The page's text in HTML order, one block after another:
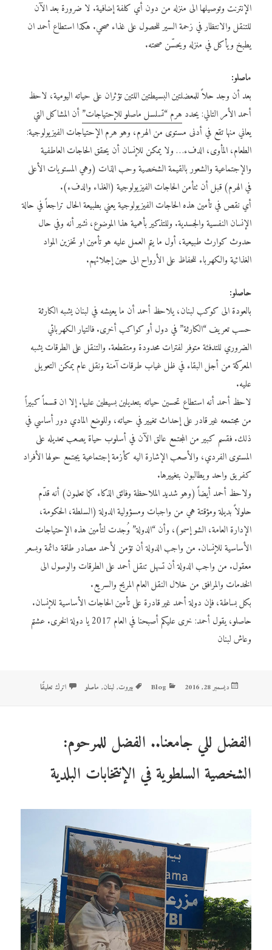
الإنترنت وتوصيلها الى منزله من دون أي كلفة إضافية. لا ضرورة بعد الآن
للتنقل والانتظار في زحمة السير للحصول على غذاء صحي. هكذا استطاع أحمد ان
يطبخ ويأكل في منزله ويحسّن صحته.
ماصلو:
بعد أن وجد حلاً للمعضلتين البسيطتين اللتين تؤثران على حياته اليومية، لاحظ
أحمد الأمر التالي: يحدد هرم “تسلسل ماصلو للإحتياجات”أن المشاكل التي
يعاني منها تقع في أدنى مستوى من الهرم، وهو هرم الإحتياجات الفيزيولوجية:
الطعام، المأوى، الدفء… ولا يمكن للإنسان أن يحقق الحاجات العاطفية
والإجتماعية والشعور بالقيمة الشخصية وحب الذات (وهي المستويات الأعلى
في الهرم) قبل أن تتأمن الحاجات الفيزيولوجية (الغذاء والدفء).
أي نقص في تأمين هذه الحاجات الفيزيولوجية يعني بطبيعة الحال تراجعاً في حالة
الإنسان النفسية والجسدية. وللتذكير بأهمية هذا الموضوع، نشير أنه وفي حال
حدوث كوارث طبيعية، أول ما يتم العمل عليه هو تأمين او تخزين المواد
الغذائية والكهرباء للحفاظ على الأرواح الى حين إجلائهم.
حاصلو:
بالعودة الى كوكب لبنان، يلاحظ أحمد أن ما يعيشه في لبنان يشبه الكارثة
حسب تعريف “الكارثة” في دول أو كواكب أخرى. فالتيار الكهربائي
الضروري للتدفئة متوفر لفترات محدودة ومتقطعة. والتنقل على الطرقات يشبه
المعركة من أجل البقاء في ظل غياب طرقات آمنة ونقل عام يمكن التعويل
عليه.
لاحظ أحمد أنه استطاع تحسين حياته بتعديلين بسيطين عليها. إلا ان قسماً كبيراً
من مجتمعه غير قادر على إحداث تغيير في حياته، وللوضع المادي دور أساسي في
ذلك. فقسم كبير من المجتمع عالق الآن في أسلوب حياة يصعب تعديله على
المستوى الفردي، والأصعب الإشارة اليه كأزمة إجتماعية يجتمع حولها الأفراد
كفريق واحد ويطالبون بتغييرها.
ولاحظ أحمد أيضاً (وهو شديد الملاحظة وفائق الذكاء كما تعلمون) أنه قدّم
حلولاً بديلة ومؤقتة هي من واجبات ومسؤولية الدولة (السلطة، الحكومة،
الإدارة العامة، الشو إسمو)، وأن “الدولة” وُجدت لتأمين هذه الإحتياجات
الأساسية للإنسان. من واجب الدولة أن تؤمن لأحمد مصادر طاقة دائمة وبسعر
معقول. من واجب الدولة أن تسهل تنقل أحمد على الطرقات والوصول الى
الخدمات والمرافق من خلال النقل العام المريح والسريع.
بكل بساطة، فإن دولة أحمد غير قادرة على تأمين الحاجات الأساسية للإنسان.
حاصلو، يقول أحمد: خرى عليكم أصبحنا في العام 2017 يا دولة الخرى. عشتم
وعاش لبنان
نُشرت
ديسمبر 28, 2016 التصنيفات
Blog الوسوم
بيروت,لبنان, ماصلو اترك تعليقًا
الفضل للي جامعنا.. الفضل للمرحوم:
الشخصية السلطوية في الإنتخابات البلدية